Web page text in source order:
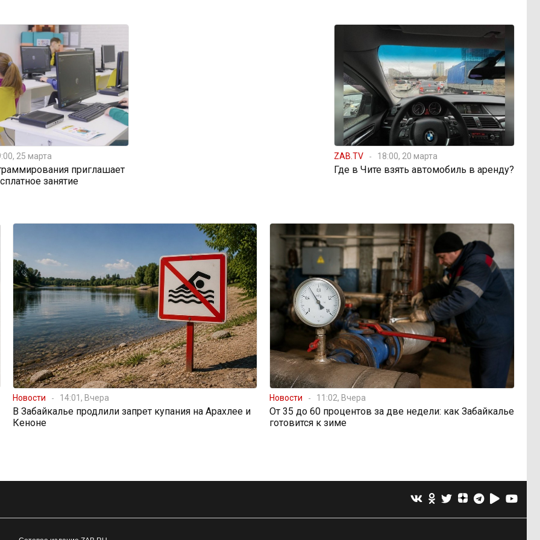
25 марта
приглашает
занятие
ZAB.TV 18:00, 20 марта
Где в Чите взять автомобиль в аренду?
Новости 14:01, Вчера
В Забайкалье продлили запрет купания на Арахлее и
Кеноне
Новости 11:02, Вчера
От 35 до 60 процентов за две недели: как Забайкалье
готовится к зиме